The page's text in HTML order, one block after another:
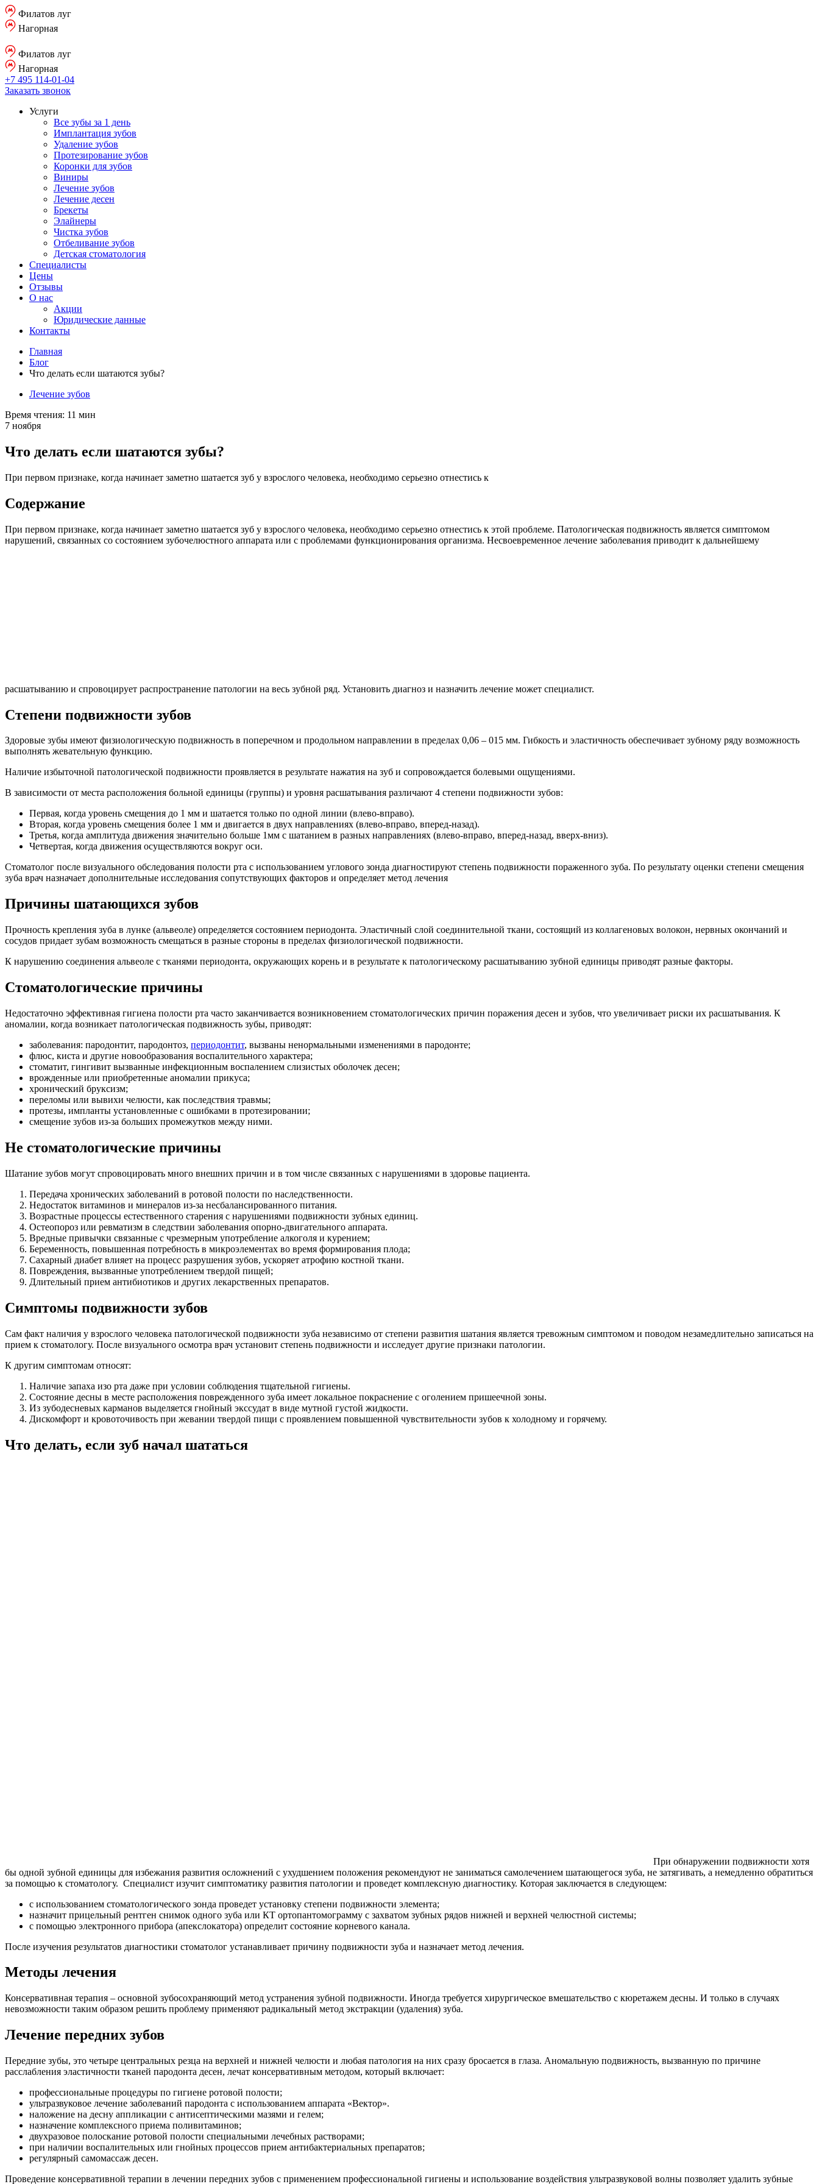
Филатов луг
Нагорная
Филатов луг
Нагорная
+7 495 114-01-04
Заказать звонок
Услуги
Все зубы за 1 день
Имплантация зубов
Удаление зубов
Протезирование зубов
Коронки для зубов
Виниры
Лечение зубов
Лечение десен
Брекеты
Элайнеры
Чистка зубов
Отбеливание зубов
Детская стоматология
Специалисты
Цены
Отзывы
О нас
Акции
Юридические данные
Контакты
Главная
Блог
Что делать если шатаются зубы?
Лечение зубов
Время чтения: 11 мин
7 ноября
Что делать если шатаются зубы?
При первом признаке, когда начинает заметно шатается зуб у взрослого человека, необходимо серьезно отнестись к
Содержание
При первом признаке, когда начинает заметно шатается зуб у взрослого человека, необходимо серьезно отнестись к этой проблеме. Патологическая подвижность является симптомом
нарушений, связанных со состоянием зубочелюстного аппарата или с проблемами функционирования организма. Несвоевременное лечение заболевания приводит к дальнейшему
расшатыванию и спровоцирует распространение патологии на весь зубной ряд. Установить диагноз и назначить лечение может специалист.
Степени подвижности зубов
Здоровые зубы имеют физиологическую подвижность в поперечном и продольном направлении в пределах 0,06 – 015 мм. Гибкость и эластичность обеспечивает зубному ряду возможность
выполнять жевательную функцию.
Наличие избыточной патологической подвижности проявляется в результате нажатия на зуб и сопровождается болевыми ощущениями.
В зависимости от места расположения больной единицы (группы) и уровня расшатывания различают 4 степени подвижности зубов:
Первая, когда уровень смещения до 1 мм и шатается только по одной линии (влево-вправо).
Вторая, когда уровень смещения более 1 мм и двигается в двух направлениях (влево-вправо, вперед-назад).
Третья, когда амплитуда движения значительно больше 1мм с шатанием в разных направлениях (влево-вправо, вперед-назад, вверх-вниз).
Четвертая, когда движения осуществляются вокруг оси.
Стоматолог после визуального обследования полости рта с использованием углового зонда диагностируют степень подвижности пораженного зуба. По результату оценки степени смещения
зуба врач назначает дополнительные исследования сопутствующих факторов и определяет метод лечения
Причины шатающихся зубов
Прочность крепления зуба в лунке (альвеоле) определяется состоянием периодонта. Эластичный слой соединительной ткани, состоящий из коллагеновых волокон, нервных окончаний и
сосудов придает зубам возможность смещаться в разные стороны в пределах физиологической подвижности.
К нарушению соединения альвеоле с тканями периодонта, окружающих корень и в результате к патологическому расшатыванию зубной единицы приводят разные факторы.
Стоматологические причины
Недостаточно эффективная гигиена полости рта часто заканчивается возникновением стоматологических причин поражения десен и зубов, что увеличивает риски их расшатывания. К
аномалии, когда возникает патологическая подвижность зубы, приводят:
заболевания: пародонтит, пародонтоз, периодонтит, вызваны ненормальными изменениями в пародонте;
флюс, киста и другие новообразования воспалительного характера;
стоматит, гингивит вызванные инфекционным воспалением слизистых оболочек десен;
врожденные или приобретенные аномалии прикуса;
хронический бруксизм;
переломы или вывихи челюсти, как последствия травмы;
протезы, импланты установленные с ошибками в протезировании;
смещение зубов из-за больших промежутков между ними.
Не стоматологические причины
Шатание зубов могут спровоцировать много внешних причин и в том числе связанных с нарушениями в здоровье пациента.
Передача хронических заболеваний в ротовой полости по наследственности.
Недостаток витаминов и минералов из-за несбалансированного питания.
Возрастные процессы естественного старения с нарушениями подвижности зубных единиц.
Остеопороз или ревматизм в следствии заболевания опорно-двигательного аппарата.
Вредные привычки связанные с чрезмерным употребление алкоголя и курением;
Беременность, повышенная потребность в микроэлементах во время формирования плода;
Сахарный диабет влияет на процесс разрушения зубов, ускоряет атрофию костной ткани.
Повреждения, вызванные употреблением твердой пищей;
Длительный прием антибиотиков и других лекарственных препаратов.
Симптомы подвижности зубов
Сам факт наличия у взрослого человека патологической подвижности зуба независимо от степени развития шатания является тревожным симптомом и поводом незамедлительно записаться на
прием к стоматологу. После визуального осмотра врач установит степень подвижности и исследует другие признаки патологии.
К другим симптомам относят:
Наличие запаха изо рта даже при условии соблюдения тщательной гигиены.
Состояние десны в месте расположения поврежденного зуба имеет локальное покраснение с оголением пришеечной зоны.
Из зубодесневых карманов выделяется гнойный экссудат в виде мутной густой жидкости.
Дискомфорт и кровоточивость при жевании твердой пищи с проявлением повышенной чувствительности зубов к холодному и горячему.
Что делать, если зуб начал шататься
При обнаружении подвижности хотя
бы одной зубной единицы для избежания развития осложнений с ухудшением положения рекомендуют не заниматься самолечением шатающегося зуба, не затягивать, а немедленно обратиться
за помощью к стоматологу. Специалист изучит симптоматику развития патологии и проведет комплексную диагностику. Которая заключается в следующем:
с использованием стоматологического зонда проведет установку степени подвижности элемента;
назначит прицельный рентген снимок одного зуба или КТ ортопантомограмму с захватом зубных рядов нижней и верхней челюстной системы;
с помощью электронного прибора (апекслокатора) определит состояние корневого канала.
После изучения результатов диагностики стоматолог устанавливает причину подвижности зуба и назначает метод лечения.
Методы лечения
Консервативная терапия – основной зубосохраняющий метод устранения зубной подвижности. Иногда требуется хирургическое вмешательство с кюретажем десны. И только в случаях
невозможности таким образом решить проблему применяют радикальный метод экстракции (удаления) зуба.
Лечение передних зубов
Передние зубы, это четыре центральных резца на верхней и нижней челюсти и любая патология на них сразу бросается в глаза. Аномальную подвижность, вызванную по причине
расслабления эластичности тканей пародонта десен, лечат консервативным методом, который включает:
профессиональные процедуры по гигиене ротовой полости;
ультразвуковое лечение заболеваний пародонта с использованием аппарата «Вектор».
наложение на десну аппликации с антисептическими мазями и гелем;
назначение комплексного приема поливитаминов;
двухразовое полоскание ротовой полости специальными лечебных растворами;
при наличии воспалительных или гнойных процессов прием антибактериальных препаратов;
регулярный самомассаж десен.
Проведение консервативной терапии в лечении передних зубов с применением профессиональной гигиены и использование воздействия ультразвуковой волны позволяет удалить зубные